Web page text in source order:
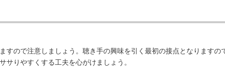
ので注意しましょう。聴き手の興味を引く最初の接点となります
りやすくする工夫を心がけましょう。